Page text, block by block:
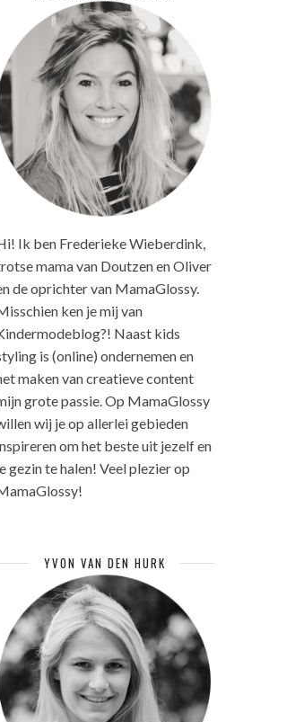
Ik ben Frederieke Wieberdink,
mama van Doutzen en Oliver
de oprichter van MamaGlossy.
ken je mij van
Naast kids
is (online) ondernemen en
maken van creatieve content
grote passie. Op MamaGlossy
wij je op allerlei gebieden
om het beste uit jezelf en
gezin te halen! Veel plezier op
YVON VAN DEN HURK